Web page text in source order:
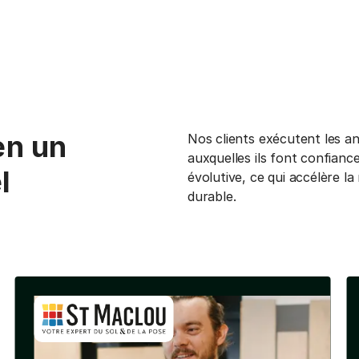
un
Nos clients exécutent les
auxquelles ils font
évolutive, ce qui accélère
durable.